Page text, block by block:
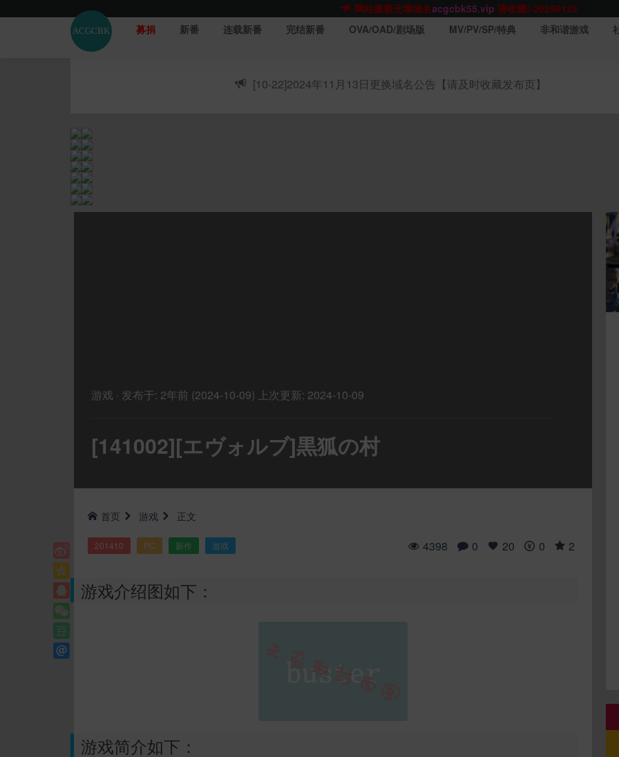
网站TG群聊t.me/acgbuster请收藏!
ACGCBK官方App
点击下载永不迷路！
ACGCBK官方App
点击下载 永不迷路！
募捐 新番 连载新番 完结新番 OVA/OAD/剧场版 MV/PV/SP/特典 非和谐游戏
[10-22]2024年11月13日更换域名公告【请及时收藏发布页】
游戏 · 发布于: 2年前 (2024-10-09) 上次更新: 2024-10-09
[141002][エヴォルブ]黒狐の村
首页 游戏 正文
201410 PC 新作 游戏 4398 0 20 0 2
游戏介绍图如下：
游戏简介如下：